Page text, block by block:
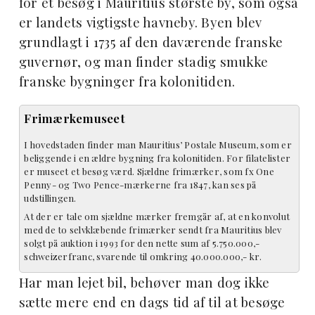
er landets vigtigste havneby. Byen blev
grundlagt i 1735 af den daværende franske
guvernør, og man finder stadig smukke
franske bygninger fra kolonitiden.
Frimærkemuseet
I hovedstaden finder man Mauritius’ Postale Museum, som er
beliggende i en ældre bygning fra kolonitiden. For filatelister
er museet et besøg værd. Sjældne frimærker, som fx One
Penny- og Two Pence-mærkerne fra 1847, kan ses på
udstillingen.
At der er tale om sjældne mærker fremgår af, at en konvolut
med de to selvklæbende frimærker sendt fra Mauritius blev
solgt på auktion i 1993 for den nette sum af 5.750.000,-
schweizerfranc, svarende til omkring 40.000.000,- kr.
Har man lejet bil, behøver man dog ikke
sætte mere end en dags tid af til at besøge